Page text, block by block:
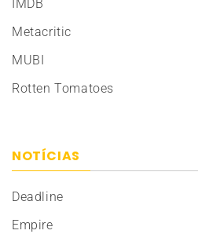
IMDB
Metacritic
MUBI
Rotten Tomatoes
NOTÍCIAS
Deadline
Empire